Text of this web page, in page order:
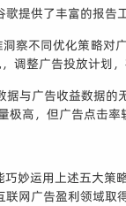
提供了丰富的报
察不同优化策略
整广告投放计划
与广告收益数据
高，但广告点击
妙运用上述五大
网广告盈利领域取